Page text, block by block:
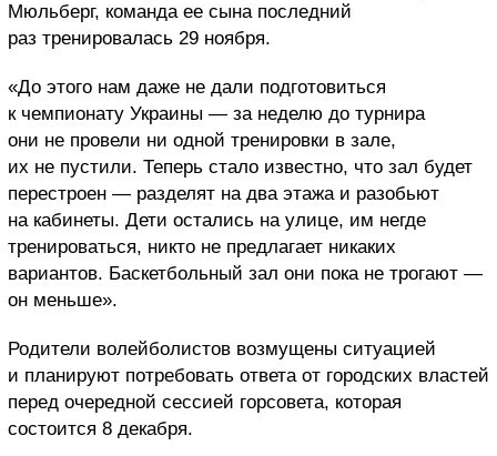
Мюльберг, команда ее сына последний
раз тренировалась 29 ноября.
«До этого нам даже не дали подготовиться
к чемпионату Украины — за неделю до турнира
они не провели ни одной тренировки в зале,
их не пустили. Теперь стало известно, что зал будет
перестроен — разделят на два этажа и разобьют
на кабинеты. Дети остались на улице, им негде
тренироваться, никто не предлагает никаких
вариантов. Баскетбольный зал они пока не трогают —
он меньше».
Родители волейболистов возмущены ситуацией
и планируют потребовать ответа от городских властей
перед очередной сессией горсовета, которая
состоится 8 декабря.